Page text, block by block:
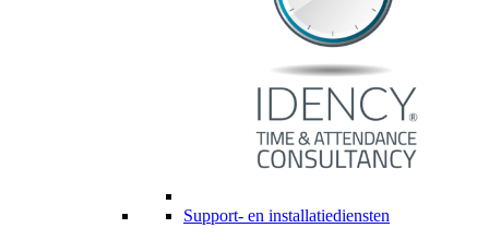
Support- en installatiediensten